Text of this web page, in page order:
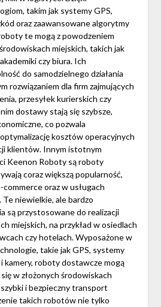
takim jak systemy GPS,
oraz zaawansowane algorytmy
te mogą z powodzeniem
miejskich, takich jak
czy biura. Ich
do samodzielnego działania
rozwiązaniem dla firm zajmujących
przesyłek kurierskich czy
dostawy stają się szybsze,
co pozwala
kosztów operacyjnych
klientów. Innym istotnym
Keenon Roboty są roboty
coraz większą popularność,
oraz w usługach
niewielkie, ale bardzo
są przystosowane do realizacji
miejskich, na przykład w osiedlach
czy hotelach. Wyposażone w
takie jak GPS, systemy
kamery, roboty dostawcze mogą
w złożonych środowiskach
i bezpieczny transport
takich robotów nie tylko